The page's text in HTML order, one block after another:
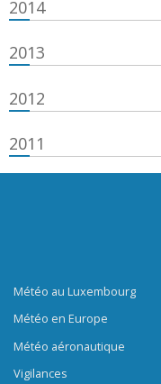
2014
2013
2012
2011
Météo au Luxembourg
Météo en Europe
Météo aéronautique
Vigilances